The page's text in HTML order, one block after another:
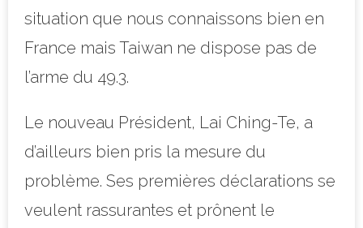
situation que nous connaissons bien en
France mais Taiwan ne dispose pas de
l’arme du 49.3.
Le nouveau Président, Lai Ching-Te, a
d’ailleurs bien pris la mesure du
problème. Ses premières déclarations se
veulent rassurantes et prônent le